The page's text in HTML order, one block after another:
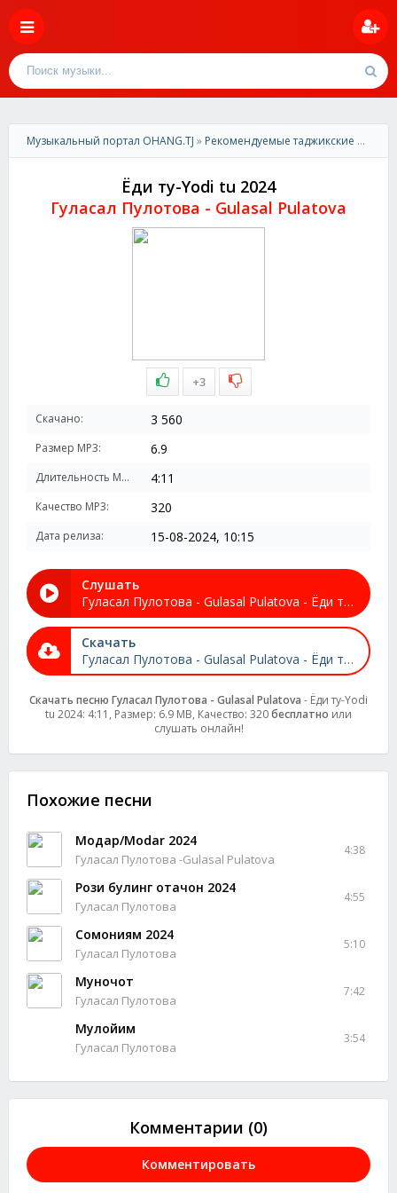
Музыкальный портал OHANG.TJ » Рекомендуемые таджикские песни
Ёди ту-Yodi tu 2024
Гуласал Пулотова - Gulasal Pulatova
+3
Скачано: 3 560
Размер MP3: 6.9
Длительность MP3: 4:11
Качество MP3: 320
Дата релиза: 15-08-2024, 10:15
Слушать
Гуласал Пулотова - Gulasal Pulatova - Ёди ту-Yodi tu 2024
Скачать
Гуласал Пулотова - Gulasal Pulatova - Ёди ту-Yodi tu 2024
Скачать песню Гуласал Пулотова - Gulasal Pulatova - Ёди ту-Yodi
tu 2024: 4:11, Размер: 6.9 MB, Качество: 320бесплатно или
слушать онлайн!
Похожие песни
Модар/Modar 2024
Гуласал Пулотова -Gulasal Pulatova
4:38
Рози булинг отачон 2024
Гуласал Пулотова
4:55
Сомониям 2024
Гуласал Пулотова
5:10
Муночот
Гуласал Пулотова
7:42
Мулойим
Гуласал Пулотова
3:54
Комментарии (0)
Комментировать